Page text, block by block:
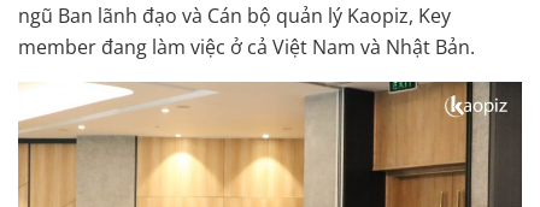
ngũ Ban lãnh đạo và Cán bộ quản lý Kaopiz, Key
member đang làm việc ở cả Việt Nam và Nhật Bản.